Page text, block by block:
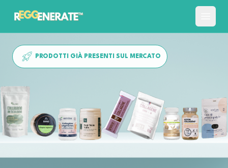
PRODOTTI GIÀ PRESENTI SUL MERCATO